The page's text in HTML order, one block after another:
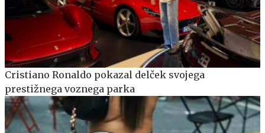
Cristiano Ronaldo pokazal delček svojega
prestižnega voznega parka